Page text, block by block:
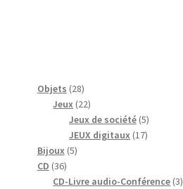
Objets 2828
produits
Jeux 2222
produits
Jeux de société 55
produits
JEUX digitaux 1717
Bijoux 55
CD 3636
produits
CD-Livre audio-Conférence 33